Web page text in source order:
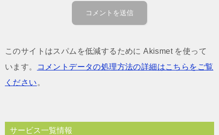
このサイトはスパムを低減するために Akismet を使って
います。
コメントデータの処理方法の詳細はこちらをご覧
ください 。
サービス一覧情報